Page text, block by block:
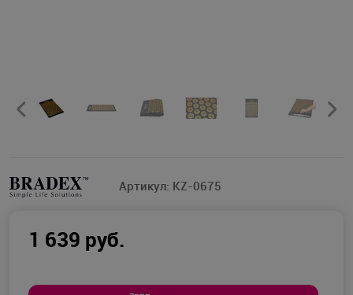
Артикул: KZ-0675
1 639 руб.